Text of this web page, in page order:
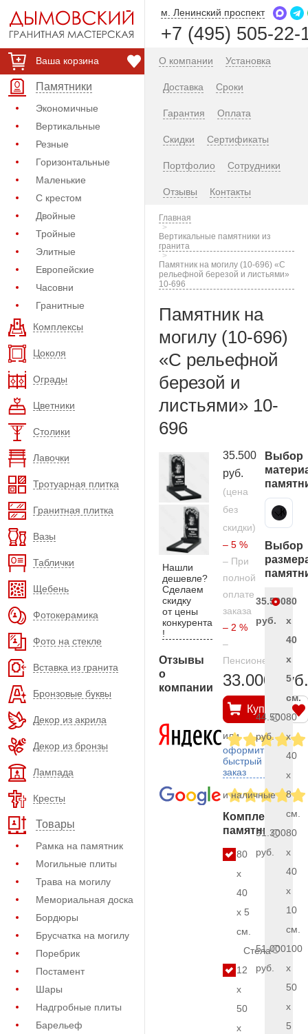
Ваша корзина
Памятники
Экономичные
Вертикальные
Резные
Горизонтальные
Маленькие
С крестом
Двойные
Тройные
Элитные
Европейские
Часовни
Гранитные
Комплексы
Цоколя
Ограды
Цветники
Столики
Лавочки
Тротуарная плитка
Гранитная плитка
Вазы
Таблички
Щебень
Фотокерамика
Фото на стекле
Вставка из гранита
Бронзовые буквы
Декор из акрила
Декор из бронзы
Лампада
Кресты
Товары
Рамка на памятник
Могильные плиты
Трава на могилу
Мемориальная доска
Бордюры
Брусчатка на могилу
Поребрик
Постамент
Шары
Надгробные плиты
Барельеф
м. Ленинский проспект
+7 (495) 505-22-
О компании Установка
Доставка Сроки
Гарантия Оплата
Скидки Сертификаты
Портфолио Сотрудники
Отзывы Контакты
Главная
Вертикальные памятники из
гранита
Памятник на могилу (10-696) «С
рельефной березой и листьями»
10-696
Памятник на
могилу (10-696)
«С рельефной
березой и
листьями» 10-
696
Нашли
дешевле?
Сделаем
скидку
от цены
конкурента
!
Отзывы
о
компании
35.500
руб.
(цена
без
скидки)
– 5 %
– При
полной
оплате
заказа
– 2 %
–
Пенсионерам
33.000 руб.
Купить
или
оформить
быстрый
заказ
и наличные
Комплект
памятника
80
x
40
x 5
см.
Стела
12
x
50
x
Выбор
Карельский гранит
Выбор
35.500
руб.
80
x
40
x
5
см.
44.500
руб.
80
x
40
x
8
см.
51.300
руб.
80
x
40
x
10
см.
51.000
руб.
100
x
50
x
5